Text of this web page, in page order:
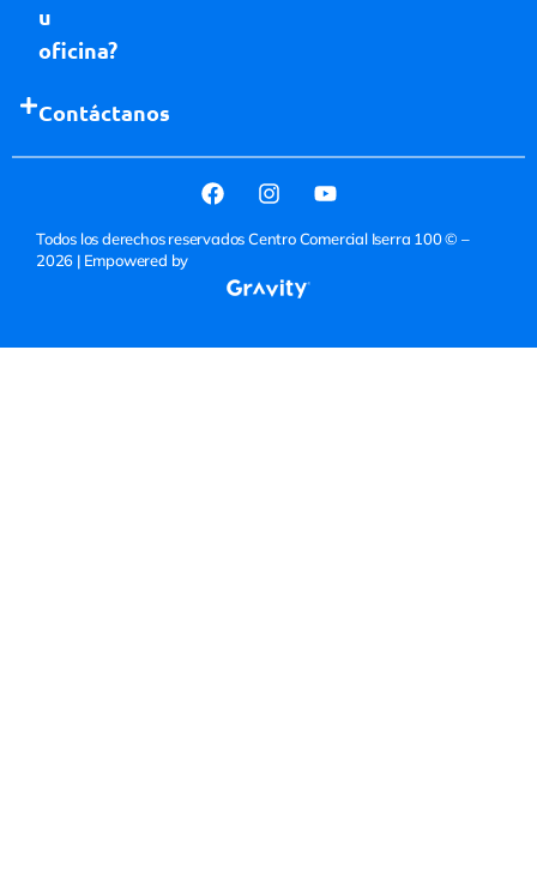
u
oficina?
Contáctanos
Todos los derechos reservados Centro Comercial Iserra 100 © –
2026 | Empowered by